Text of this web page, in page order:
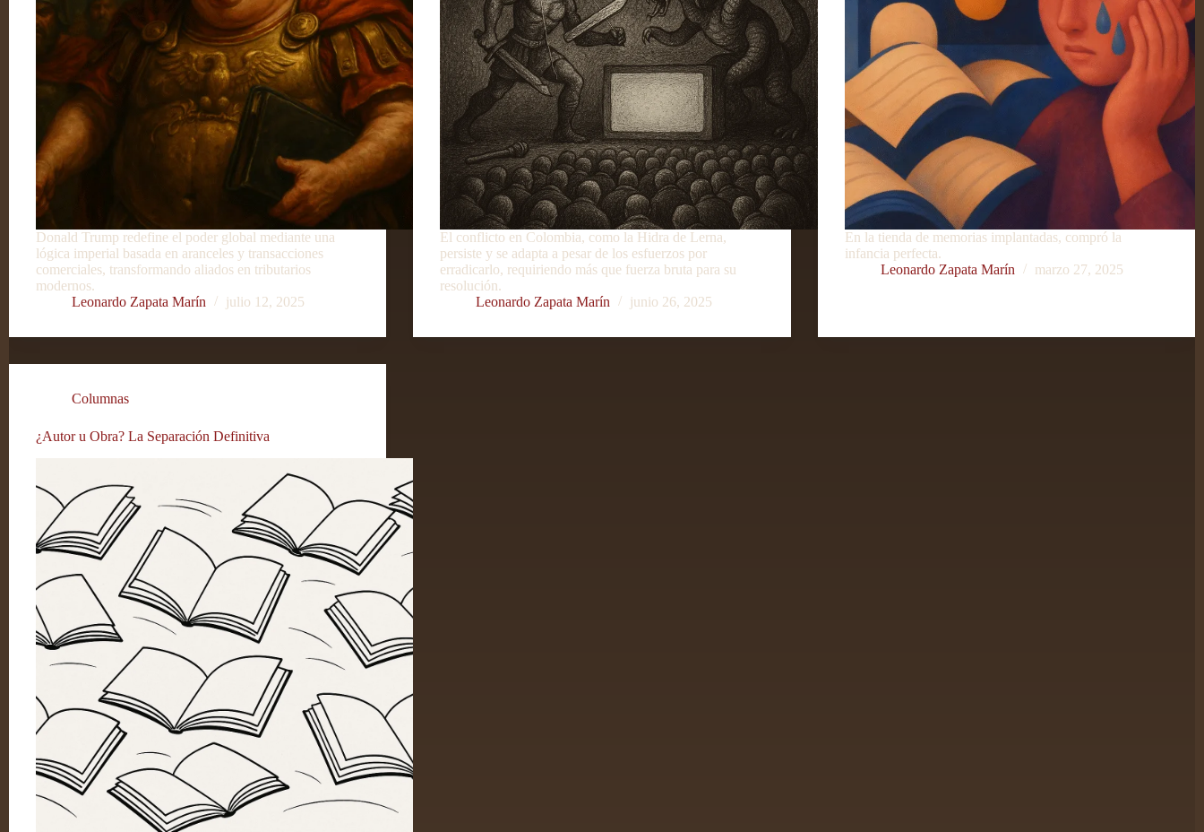
Donald Trump redefine el poder global mediante una
lógica imperial basada en aranceles y transacciones
comerciales, transformando aliados en tributarios
modernos.
Leonardo Zapata Marín
julio 12, 2025
El conflicto en Colombia, como la Hidra de Lerna,
persiste y se adapta a pesar de los esfuerzos por
erradicarlo, requiriendo más que fuerza bruta para su
resolución.
Leonardo Zapata Marín
junio 26, 2025
En la tienda de memorias implantadas, compró la
infancia perfecta.
Leonardo Zapata Marín
marzo 27, 2025
Columnas
¿Autor u Obra? La Separación Definitiva